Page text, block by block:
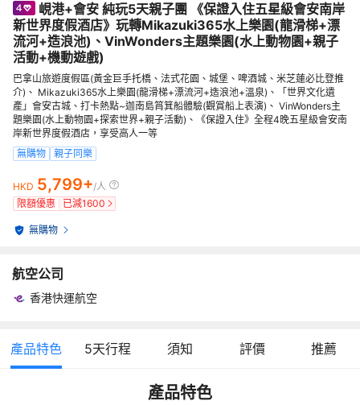
峴港+會安 純玩5天親子團 《保證入住五星級會安南岸
新世界度假酒店》玩轉Mikazuki365水上樂園(龍滑梯+漂
流河+造浪池)、VinWonders主題樂園(水上動物園+親子
活動+機動遊戲)
巴拿山旅遊度假區(黃金巨手托橋、法式花園、城堡、啤酒城、米芝蓮必比登推
介)、 Mikazuki365水上樂園(龍滑梯+漂流河+造浪池+溫泉)、「世界文化遺
產」會安古城、打卡熱點~迦南島筲箕船體驗(觀賞船上表演)、 VinWonders主
題樂園(水上動物園+探索世界+親子活動)、《保證入住》全程4晚五星級會安南
岸新世界度假酒店，享受高人一等
無購物
親子同樂
HKD 5,799+/人
限額優惠
已減1600
無購物
航空公司
香港快運航空
產品特色 5天行程 須知 評價 推薦
產品特色